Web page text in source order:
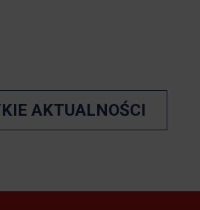
AKTUALNOŚCI